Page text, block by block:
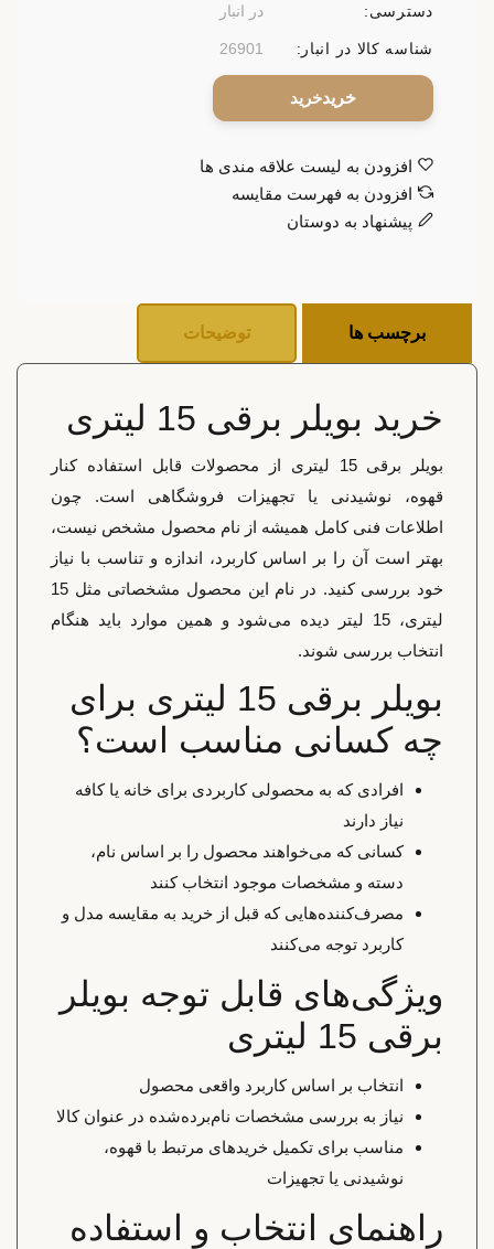
دسترسی: در انبار
شناسه کالا در انبار: 26901
خرید
افزودن به لیست علاقه مندی ها
افزودن به فهرست مقایسه
پیشنهاد به دوستان
توضیحات برچسب ها
خرید بویلر برقی 15 لیتری
بویلر برقی 15 لیتری از محصولات قابل استفاده کنار
قهوه، نوشیدنی یا تجهیزات فروشگاهی است. چون
اطلاعات فنی کامل همیشه از نام محصول مشخص نیست،
بهتر است آن را بر اساس کاربرد، اندازه و تناسب با نیاز
خود بررسی کنید. در نام این محصول مشخصاتی مثل 15
لیتری، 15 لیتر دیده می‌شود و همین موارد باید هنگام
انتخاب بررسی شوند.
بویلر برقی 15 لیتری برای
چه کسانی مناسب است؟
افرادی که به محصولی کاربردی برای خانه یا کافه
نیاز دارند
کسانی که می‌خواهند محصول را بر اساس نام،
دسته و مشخصات موجود انتخاب کنند
مصرف‌کننده‌هایی که قبل از خرید به مقایسه مدل و
کاربرد توجه می‌کنند
ویژگی‌های قابل توجه بویلر
برقی 15 لیتری
انتخاب بر اساس کاربرد واقعی محصول
نیاز به بررسی مشخصات نام‌برده‌شده در عنوان کالا
مناسب برای تکمیل خریدهای مرتبط با قهوه،
نوشیدنی یا تجهیزات
راهنمای انتخاب و استفاده